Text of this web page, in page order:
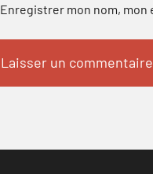
Enregistrer mon nom, mon